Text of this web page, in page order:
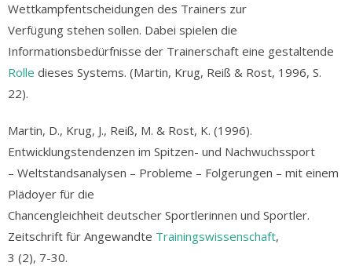
Wettkampfentscheidungen des Trainers zur
Verfügung stehen sollen. Dabei spielen die
Informationsbedürfnisse der Trainerschaft eine gestaltende
Rolle dieses Systems. (Martin, Krug, Reiß & Rost, 1996, S.
22).
Martin, D., Krug, J., Reiß, M. & Rost, K. (1996).
Entwicklungstendenzen im Spitzen- und Nachwuchssport
– Weltstandsanalysen – Probleme – Folgerungen – mit einem
Plädoyer für die
Chancengleichheit deutscher Sportlerinnen und Sportler.
Zeitschrift für Angewandte Trainingswissenschaft,
3 (2), 7-30.